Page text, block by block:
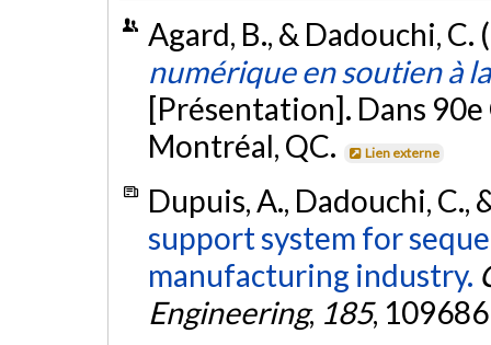
Agard, B., & Dadouchi,
numérique en soutien à
[Présentation]. Dans 90e
Montréal, QC.
Lien externe
Dupuis, A., Dadouchi, C.,
support system for
manufacturing industry.
Engineering, 185,